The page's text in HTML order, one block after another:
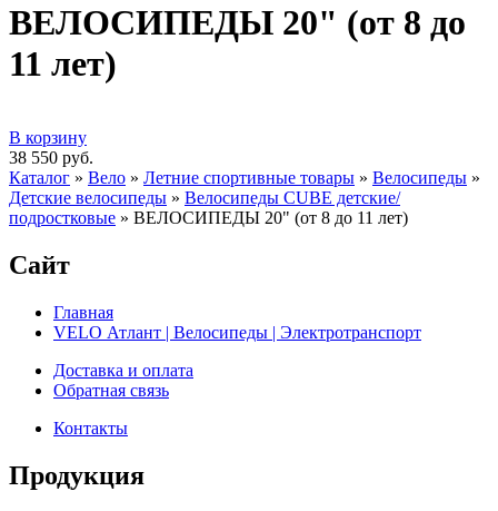
ВЕЛОСИПЕДЫ 20" (от 8 до
11 лет)
В корзину
38 550 руб.
Каталог » Вело » Летние спортивные товары » Велосипеды »
Детские велосипеды » Велосипеды CUBE детские/
подростковые » ВЕЛОСИПЕДЫ 20" (от 8 до 11 лет)
Сайт
Главная
VELO Атлант | Велосипеды | Электротранспорт
Доставка и оплата
Обратная связь
Контакты
Продукция